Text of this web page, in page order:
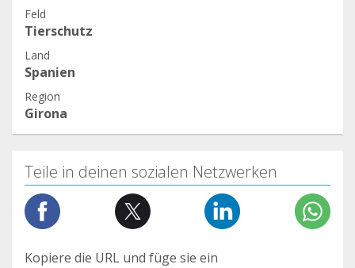
Feld
Tierschutz
Land
Spanien
Region
Girona
Teile in deinen sozialen Netzwerken
Kopiere die URL und füge sie ein